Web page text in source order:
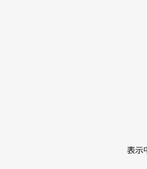
表示